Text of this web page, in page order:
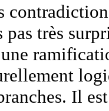
pas très
Il